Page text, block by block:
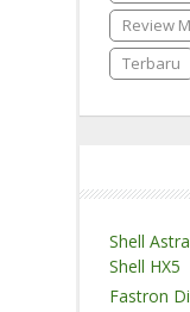
Review
Terbaru
Shell
Shell HX5
Fastron